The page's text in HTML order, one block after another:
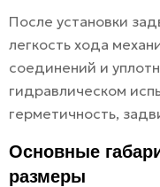
После установки
легкость хода
соединений и
гидравлическом
герметичность,
Основные
размеры